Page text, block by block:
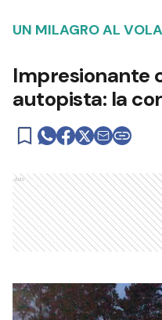
UN MILAGRO AL
Impresionante
autopista: la
Ads